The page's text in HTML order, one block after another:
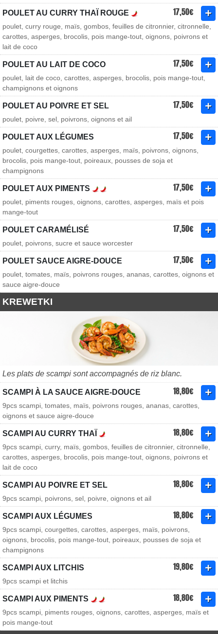
POULET AU CURRY THAÏ ROUGE 17,50€
poulet, curry rouge, maïs, gombos, feuilles de citronnier, citronnelle,
carottes, asperges, brocolis, pois mange-tout, oignons, poivrons et
lait de coco
POULET AU LAIT DE COCO 17,50€
poulet, lait de coco, carottes, asperges, brocolis, pois mange-tout,
champignons et oignons
POULET AU POIVRE ET SEL 17,50€
poulet, poivre, sel, poivrons, oignons et ail
POULET AUX LÉGUMES 17,50€
poulet, courgettes, carottes, asperges, maïs, poivrons, oignons,
brocolis, pois mange-tout, poireaux, pousses de soja et
champignons
POULET AUX PIMENTS 17,50€
poulet, piments rouges, oignons, carottes, asperges, maïs et pois
mange-tout
POULET CARAMÉLISÉ 17,50€
poulet, poivrons, sucre et sauce worcester
POULET SAUCE AIGRE-DOUCE 17,50€
poulet, tomates, maïs, poivrons rouges, ananas, carottes, oignons et
sauce aigre-douce
KREWETKI
Les plats de scampi sont accompagnés de riz blanc.
SCAMPI À LA SAUCE AIGRE-DOUCE 18,80€
9pcs scampi, tomates, maïs, poivrons rouges, ananas, carottes,
oignons et sauce aigre-douce
SCAMPI AU CURRY THAÏ 18,80€
9pcs scampi, curry, maïs, gombos, feuilles de citronnier, citronnelle,
carottes, asperges, brocolis, pois mange-tout, oignons, poivrons et
lait de coco
SCAMPI AU POIVRE ET SEL 18,80€
9pcs scampi, poivrons, sel, poivre, oignons et ail
SCAMPI AUX LÉGUMES 18,80€
9pcs scampi, courgettes, carottes, asperges, maïs, poivrons,
oignons, brocolis, pois mange-tout, poireaux, pousses de soja et
champignons
SCAMPI AUX LITCHIS 19,80€
9pcs scampi et litchis
SCAMPI AUX PIMENTS 18,80€
9pcs scampi, piments rouges, oignons, carottes, asperges, maïs et
pois mange-tout